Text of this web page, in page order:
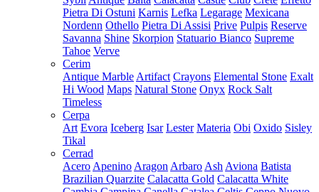
Pietra Di Ostuni Karnis Lefka Legarage Mexicana
Nordenn Othello Pietra Di Assisi Prive Pulpis Reserve
Savanna Shine Skorpion Statuario Bianco Supreme
Tahoe Verve
Cerim
Antique Marble Artifact Crayons Elemental Stone Exalt
Hi Wood Maps Natural Stone Onyx Rock Salt
Timeless
Cerpa
Art Evora Iceberg Isar Lester Materia Obi Oxido Sisley
Tikal
Cerrad
Acero Apenino Aragon Arbaro Ash Aviona Batista
Brazilian Quarzite Calacatta Gold Calacatta White